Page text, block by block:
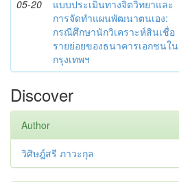
05-20
แบบประเมินทางจิตวิทยาและ
การจัดทำแผนพัฒนาตนเอง:
กรณีศึกษานักวิเคราะห์สินเชื่อ
รายย่อยของธนาคารเอกชนใน
กรุงเทพฯ
Discover
Author
วิศิษฎ์สรี ภาวะกุล